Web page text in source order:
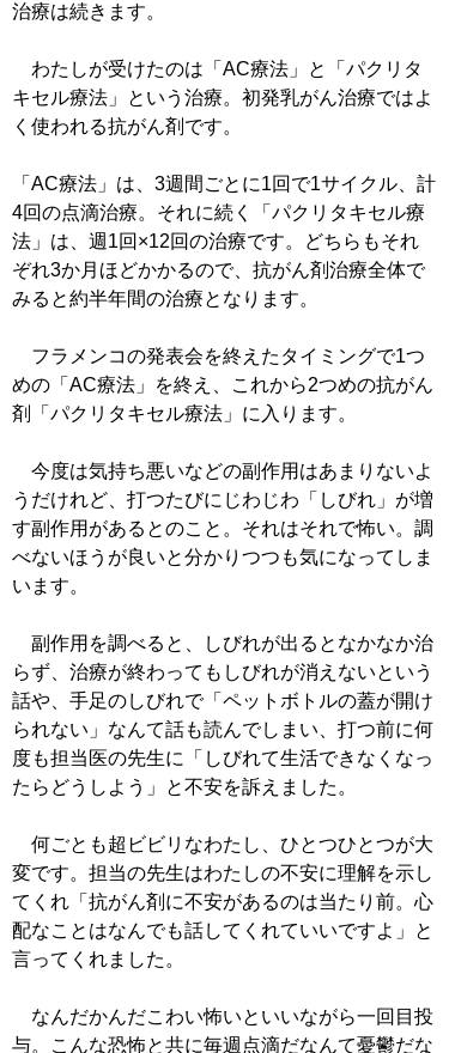
治療は続きます。
わたしが受けたのは「AC療法」と「パクリタ
キセル療法」という治療。初発乳がん治療ではよ
く使われる抗がん剤です。
「AC療法」は、3週間ごとに1回で1サイクル、計
4回の点滴治療。それに続く「パクリタキセル療
法」は、週1回×12回の治療です。どちらもそれ
ぞれ3か月ほどかかるので、抗がん剤治療全体で
みると約半年間の治療となります。
フラメンコの発表会を終えたタイミングで1つ
めの「AC療法」を終え、これから2つめの抗がん
剤「パクリタキセル療法」に入ります。
今度は気持ち悪いなどの副作用はあまりないよ
うだけれど、打つたびにじわじわ「しびれ」が増
す副作用があるとのこと。それはそれで怖い。調
べないほうが良いと分かりつつも気になってしま
います。
副作用を調べると、しびれが出るとなかなか治
らず、治療が終わってもしびれが消えないという
話や、手足のしびれで「ペットボトルの蓋が開け
られない」なんて話も読んでしまい、打つ前に何
度も担当医の先生に「しびれて生活できなくなっ
たらどうしよう」と不安を訴えました。
何ごとも超ビビリなわたし、ひとつひとつが大
変です。担当の先生はわたしの不安に理解を示し
てくれ「抗がん剤に不安があるのは当たり前。心
配なことはなんでも話してくれていいですよ」と
言ってくれました。
なんだかんだこわい怖いといいながら一回目投
与。こんな恐怖と共に毎週点滴だなんて憂鬱だな